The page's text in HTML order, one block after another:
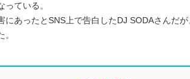
ている。
にあったとSNS上で告白したDJ SODAさんだ